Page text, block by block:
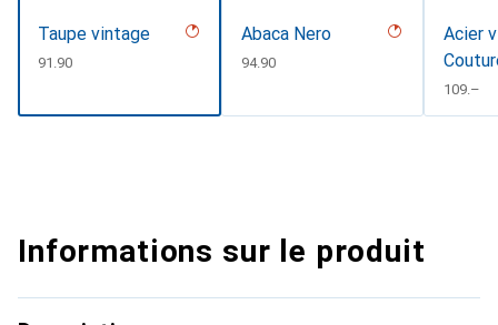
Taupe vintage
CHF
91.90
Abaca Nero
CHF
94.90
Acier
CHF
109.–
Informations sur le produit